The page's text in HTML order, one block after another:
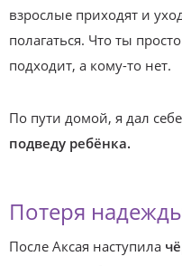
взрослые приходят и
полагаться. Что ты
подходит, а кому-то нет.
По пути домой, я дал
подведу ребёнка.
Потеря
После Аксая наступила